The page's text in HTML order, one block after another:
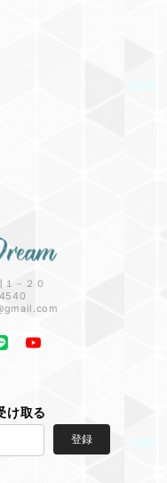
１－２０
け取る
登録